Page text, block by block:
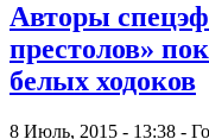
Авторы
престолов»
белых ходоков
8 Июль, 2015 - 13:38 -